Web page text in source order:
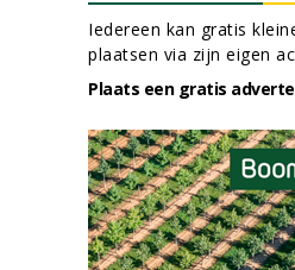
Iedereen kan gratis
plaatsen via zijn eigen
Plaats een gratis